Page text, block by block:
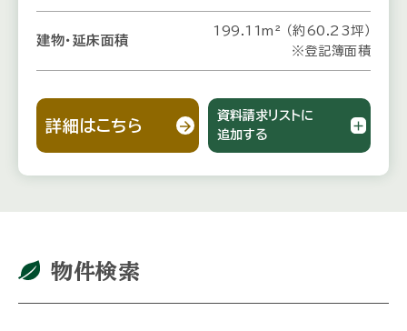
建物・延床面積
199.11m² （約60.23坪）
※登記簿面積
詳細はこちら
資料請求リストに
追加する
物件検索